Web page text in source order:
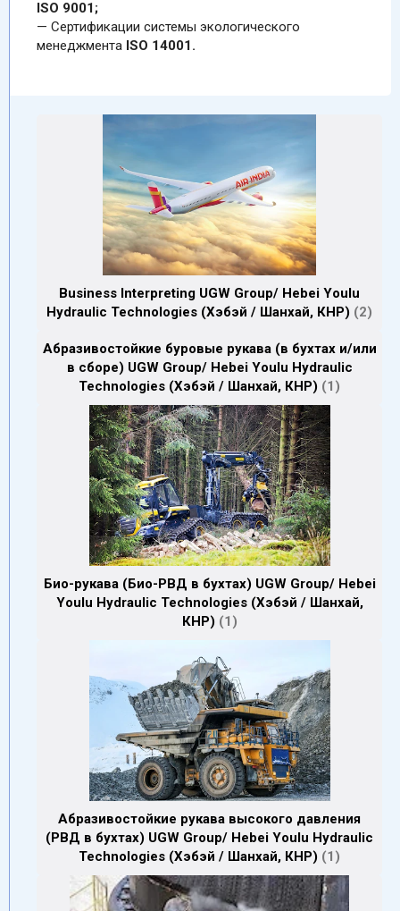
ISO 9001;
— Сертификации системы экологического
менеджмента ISO 14001.
Business Interpreting UGW Group/ Hebei Youlu
Hydraulic Technologies (Хэбэй / Шанхай, КНР)
2
Абразивостойкие буровые рукава (в бухтах и/или
в сборе) UGW Group/ Hebei Youlu Hydraulic
Technologies (Хэбэй / Шанхай, КНР)
1
Био-рукава (Био-РВД в бухтах) UGW Group/ Hebei
Youlu Hydraulic Technologies (Хэбэй / Шанхай,
КНР)
1
Абразивостойкие рукава высокого давления
(РВД в бухтах) UGW Group/ Hebei Youlu Hydraulic
Technologies (Хэбэй / Шанхай, КНР)
1